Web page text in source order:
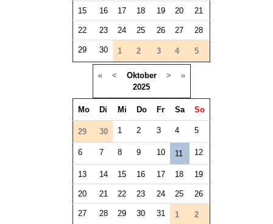
15 16 17 18 19 20 21
22 23 24 25 26 27 28
29 30 1 2 3 4 5
« <
Oktober
2025
> »
Mo Di Mi Do Fr Sa So
29 30 1 2 3 4 5
6 7 8 9 10 11 12
13 14 15 16 17 18 19
20 21 22 23 24 25 26
27 28 29 30 31 1 2